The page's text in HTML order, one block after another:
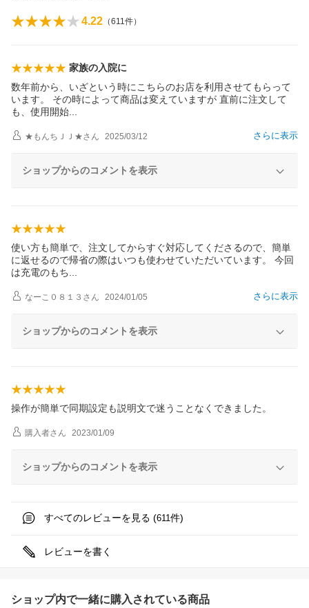
4.22 （611件）
家族の入院に
数年前から、いざという時にこちらのお店を利用させてもらって
います。 その時によって商品は変えていますが 直前に注文して
も、使用開始
さらに表示
★もんちＪＪ★さん 2025/03/12
ショップからのコメントを表示
使い方も簡単で、注文してからすぐ対応してくださるので、簡単
に返せるので帰省の際はいつも使わせていただいています。 今回
は充電のもち
さらに表示
なーこ０８１３ さん 2024/01/05
ショップからのコメントを表示
操作が簡単で同期設定も説明文で迷うことなくできました。
購入者さん 2023/01/09
ショップからのコメントを表示
すべてのレビューを見る (611件)
レビューを書く
ショップ内で一緒に購入されている商品